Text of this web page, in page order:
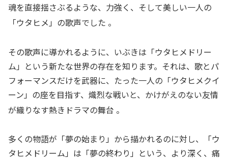
魂を直接揺さぶるような、力強く、そして美しい一人の
「ウタヒメ」の歌声でした 。
その歌声に導かれるように、いぶきは「ウタヒメドリー
ム」という新たな世界の存在を知ります。それは、歌とパ
フォーマンスだけを武器に、たった一人の「ウタヒメクイ
ーン」の座を目指す、熾烈な戦いと、かけがえのない友情
が織りなす熱きドラマの舞台 。
多くの物語が「夢の始まり」から描かれるのに対し、「ウ
タヒメドリーム」は「夢の終わり」という、より深く、痛